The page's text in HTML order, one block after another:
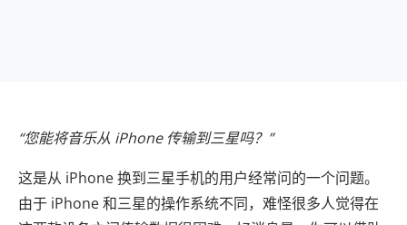
“您能将音乐从 iPhone 传输到三星吗？”
这是从 iPhone 换到三星手机的用户经常问的一个问题。
由于 iPhone 和三星的操作系统不同，难怪很多人觉得在